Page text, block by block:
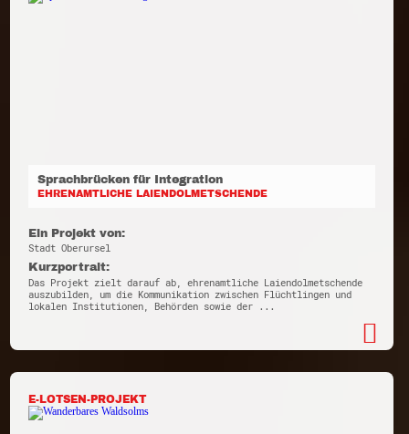
Sprachbrücken für Integration
EHRENAMTLICHE LAIENDOLMETSCHENDE
Ein Projekt von:
Stadt Oberursel
Kurzportrait:
Das Projekt zielt darauf ab, ehrenamtliche Laiendolmetschende
auszubilden, um die Kommunikation zwischen Flüchtlingen und
lokalen Institutionen, Behörden sowie der ...
E-LOTSEN-PROJEKT